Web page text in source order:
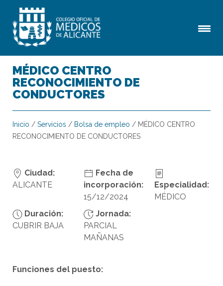
MÉDICO CENTRO
RECONOCIMIENTO DE
CONDUCTORES
Inicio / Servicios / Bolsa de empleo / MÉDICO CENTRO
RECONOCIMIENTO DE CONDUCTORES
Ciudad:
ALICANTE
Fecha de
incorporación:
15/12/2024
Especialidad:
MÉDICO
Duración:
CUBRIR BAJA
Jornada:
PARCIAL
MAÑANAS
Funciones del puesto: